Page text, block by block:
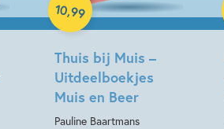
Thuis bij Muis –
Uitdeelboekjes
Muis en Beer
Pauline Baartmans
10,99